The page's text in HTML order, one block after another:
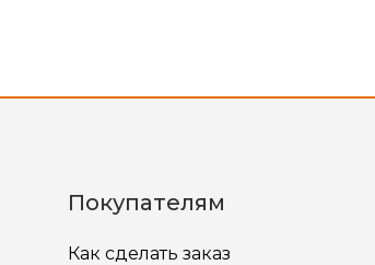
Покупателям
Как сделать заказ